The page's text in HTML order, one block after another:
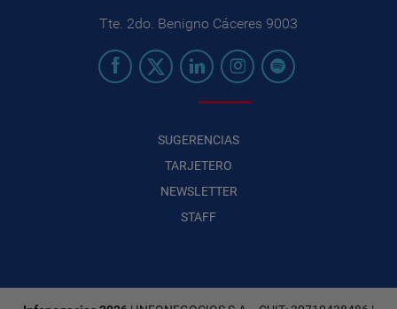
Tte. 2do. Benigno Cáceres 9003
SUGERENCIAS
TARJETERO
NEWSLETTER
STAFF